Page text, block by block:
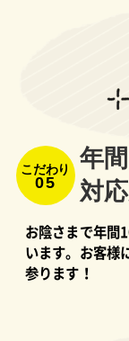
こだわり
05
年
対
お陰さまで年間
います。お客様
参ります！